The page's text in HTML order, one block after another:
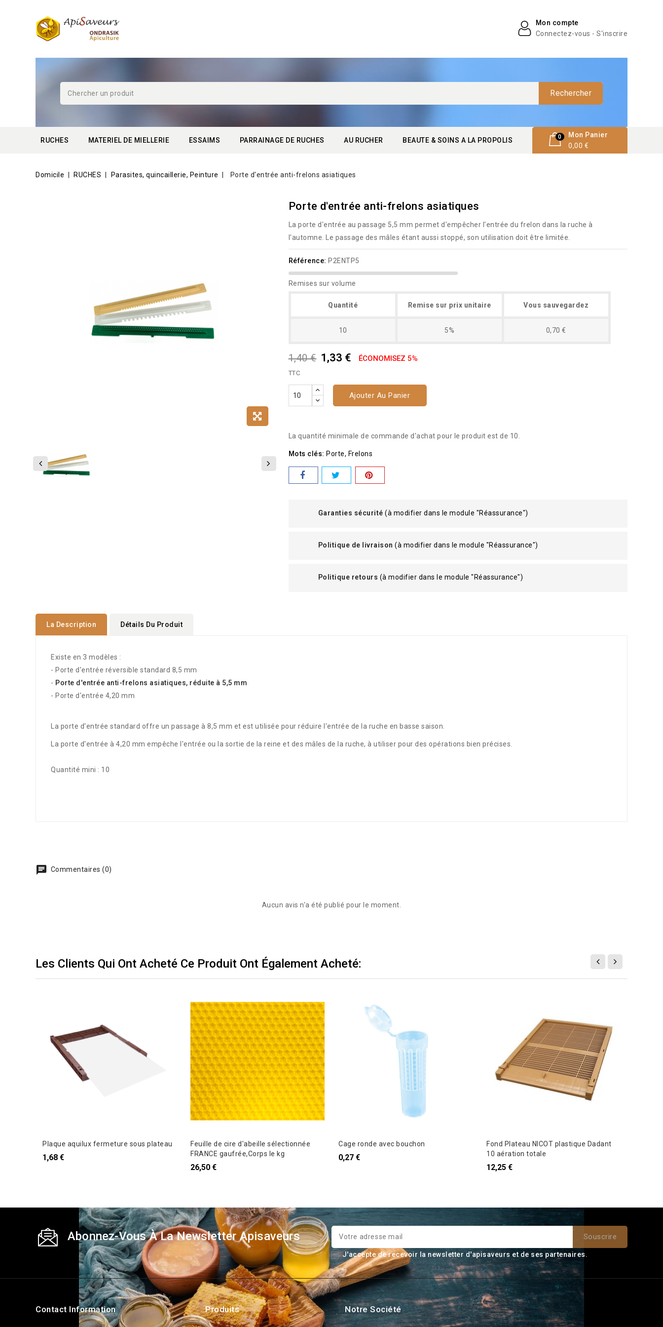
Mon compte
Connectez-vous - S'inscrire
Rechercher
RUCHES MATERIEL DE MIELLERIE ESSAIMS PARRAINAGE DE RUCHES AU RUCHER BEAUTE & SOINS A LA PROPOLIS
Mon Panier
0
0,00 €
Domicile RUCHES Parasites, quincaillerie, Peinture Porte d'entrée anti-frelons asiatiques
Porte d'entrée anti-frelons asiatiques
La porte d'entrée au passage 5,5 mm permet d'empêcher l'entrée du frelon dans la ruche à
l'automne. Le passage des mâles étant aussi stoppé, son utilisation doit être limitée.
Référence: P2ENTP5
Remises sur volume
Quantité Remise sur prix unitaire Vous sauvegardez
10 5% 0,70 €
1,40 € 1,33 € ÉCONOMISEZ 5%
TTC
Ajouter Au Panier
La quantité minimale de commande d'achat pour le produit est de 10.
Mots clés: Porte Frelons
Garanties sécurité (à modifier dans le module "Réassurance")
Politique de livraison (à modifier dans le module "Réassurance")
Politique retours (à modifier dans le module "Réassurance")
La Description Détails Du Produit
Existe en 3 modèles :
- Porte d'entrée réversible standard 8,5 mm
- Porte d'entrée anti-frelons asiatiques, réduite à 5,5 mm
- Porte d'entrée 4,20 mm
La porte d'entrée standard offre un passage à 8,5 mm et est utilisée pour réduire l'entrée de la ruche en basse saison.
La porte d'entrée à 4,20 mm empêche l'entrée ou la sortie de la reine et des mâles de la ruche, à utiliser pour des opérations bien précises.
Quantité mini : 10
Commentaires (0)
Aucun avis n'a été publié pour le moment.
Les Clients Qui Ont Acheté Ce Produit Ont Également Acheté:
Plaque aquilux fermeture sous plateau
1,68 €
Feuille de cire d'abeille sélectionnée
FRANCE gaufrée,Corps le kg
26,50 €
Cage ronde avec bouchon
0,27 €
Fond Plateau NICOT plastique Dadant
10 aération totale
12,25 €
Abonnez-Vous À La Newsletter Apisaveurs
J'accepte de recevoir la newsletter d'apisaveurs et de ses partenaires.
Contact Information Produits Notre Société